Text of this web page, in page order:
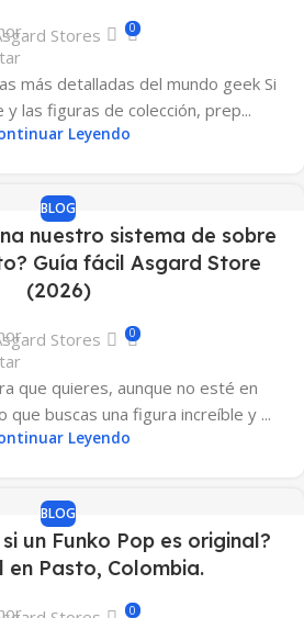
Stores 0
más detalladas del mundo geek Si
las figuras de colección, prep...
Leyendo
BLOG
nuestro sistema de sobre
Guía fácil Asgard Store
(2026)
Stores 0
que quieres, aunque no esté en
que buscas una figura increíble y ...
Leyendo
BLOG
un Funko Pop es original?
en Pasto, Colombia.
0